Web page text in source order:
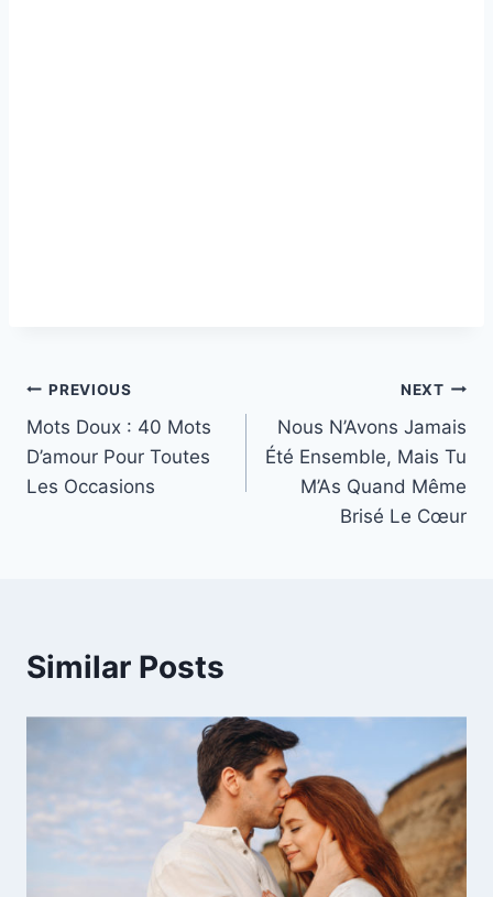
Post
navigation
PREVIOUS
Mots Doux : 40 Mots
D’amour Pour Toutes
Les Occasions
NEXT
Nous N’Avons Jamais
Été Ensemble, Mais Tu
M’As Quand Même
Brisé Le Cœur
Similar Posts